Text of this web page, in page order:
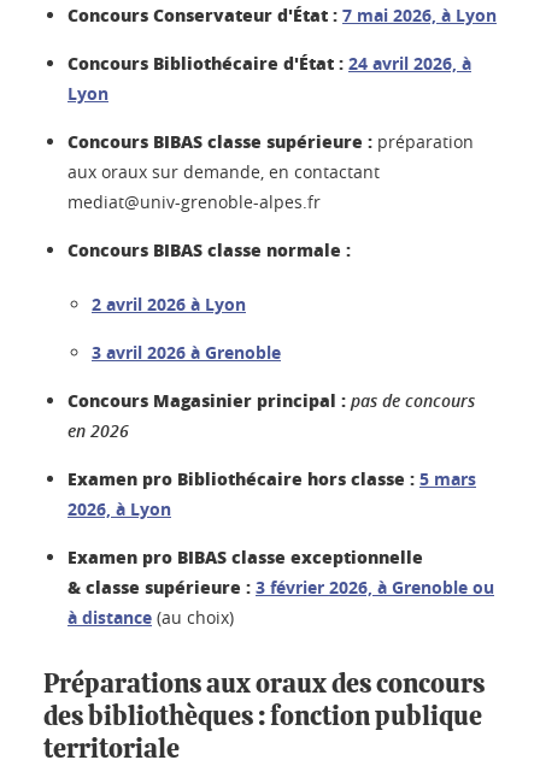
Concours Conservateur d'État : 7 mai 2026, à Lyon
Concours Bibliothécaire d'État : 24 avril 2026, à
Lyon
Concours BIBAS classe supérieure : préparation
aux oraux sur demande, en contactant
mediat@univ-grenoble-alpes.fr
Concours BIBAS classe normale :
2 avril 2026 à Lyon
3 avril 2026 à Grenoble
Concours Magasinier principal : pas de concours
en 2026
Examen pro Bibliothécaire hors classe : 5 mars
2026, à Lyon
Examen pro BIBAS classe exceptionnelle
& classe supérieure : 3 février 2026, à Grenoble ou
à distance (au choix)
Préparations aux oraux des concours
des bibliothèques : fonction publique
territoriale